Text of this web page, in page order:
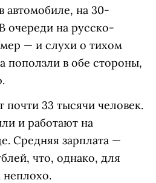
автомобиле, на 30-
очереди на русско-
— и слухи о тихом
поползли в обе стороны,
почти 33 тысячи человек.
и работают на
Средняя зарплата —
что, однако, для